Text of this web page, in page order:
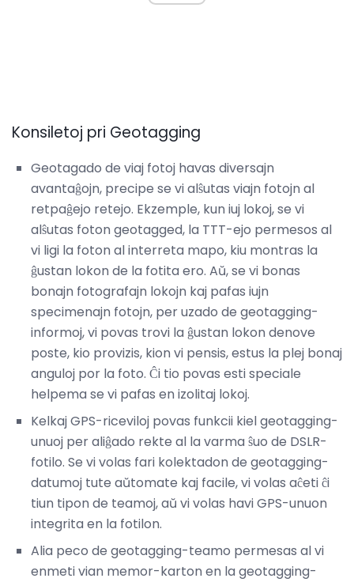
Konsiletoj pri Geotagging
Geotagado de viaj fotoj havas diversajn
avantaĝojn, precipe se vi alŝutas viajn fotojn al
retpaĝejo retejo. Ekzemple, kun iuj lokoj, se vi
alŝutas foton geotagged, la TTT-ejo permesos al
vi ligi la foton al interreta mapo, kiu montras la
ĝustan lokon de la fotita ero. Aŭ, se vi bonas
bonajn fotografajn lokojn kaj pafas iujn
specimenajn fotojn, per uzado de geotagging-
informoj, vi povas trovi la ĝustan lokon denove
poste, kio provizis, kion vi pensis, estus la plej bonaj
anguloj por la foto. Ĉi tio povas esti speciale
helpema se vi pafas en izolitaj lokoj.
Kelkaj GPS-riceviloj povas funkcii kiel geotagging-
unuoj per aliĝado rekte al la varma ŝuo de DSLR-
fotilo. Se vi volas fari kolektadon de geotagging-
datumoj tute aŭtomate kaj facile, vi volas aĉeti ĉi
tiun tipon de teamoj, aŭ vi volas havi GPS-unuon
integrita en la fotilon.
Alia peco de geotagging-teamo permesas al vi
enmeti vian memor-karton en la geotagging-